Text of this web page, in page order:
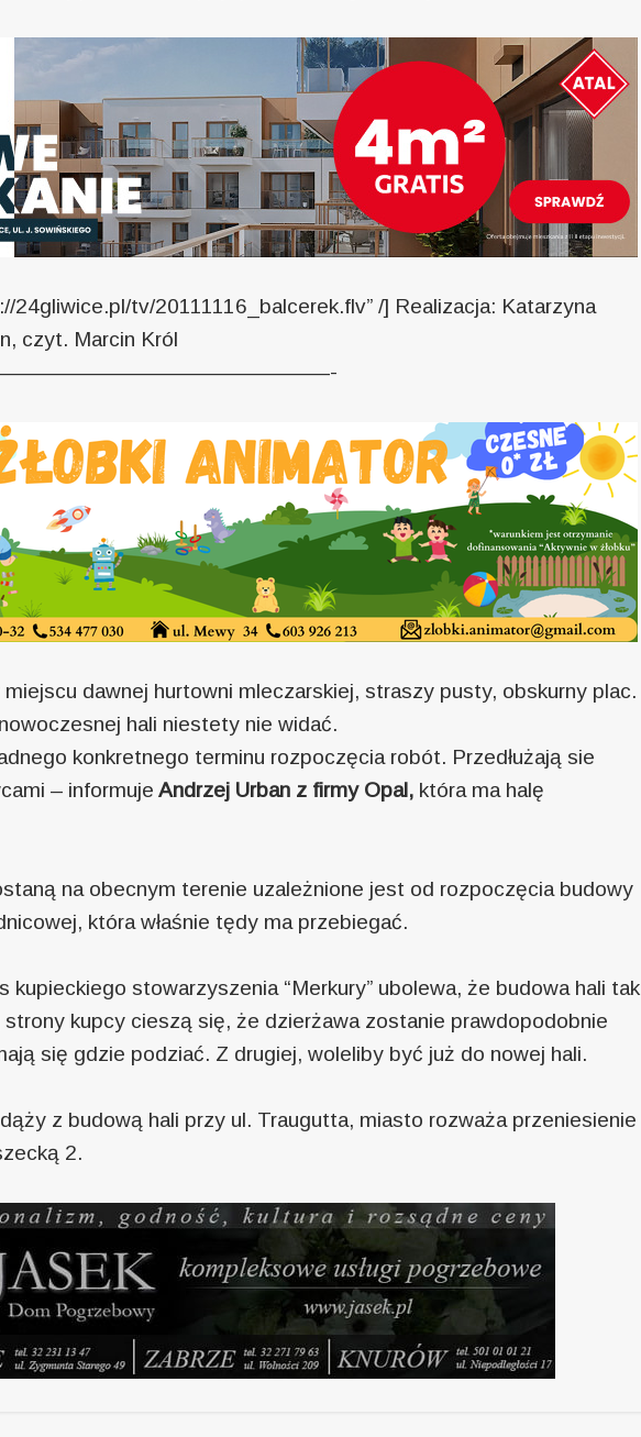
24gliwice.pl/tv/20111116_balcerek.flv” /] Realizacja: Katarzyna
czyt. Marcin Król
dawnej hurtowni mleczarskiej, straszy pusty, obskurny plac.
hali niestety nie widać.
konkretnego terminu rozpoczęcia robót. Przedłużają sie
– informuje Andrzej Urban z firmy Opal, która ma halę
na obecnym terenie uzależnione jest od rozpoczęcia budowy
która właśnie tędy ma przebiegać.
kupieckiego stowarzyszenia “Merkury” ubolewa, że budowa hali tak
kupcy cieszą się, że dzierżawa zostanie prawdopodobnie
się gdzie podziać. Z drugiej, woleliby być już do nowej hali.
z budową hali przy ul. Traugutta, miasto rozważa przeniesienie
2.